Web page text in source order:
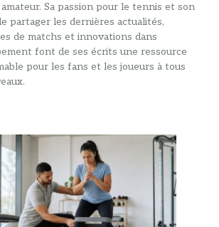
Sa passion pour le tennis et son
partager les dernières actualités,
de matchs et innovations dans
font de ses écrits une ressource
pour les fans et les joueurs à tous